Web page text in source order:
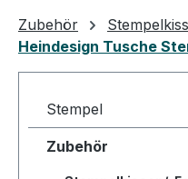
Zubehör
Heindesign Tusche
Stempel
Zubehör